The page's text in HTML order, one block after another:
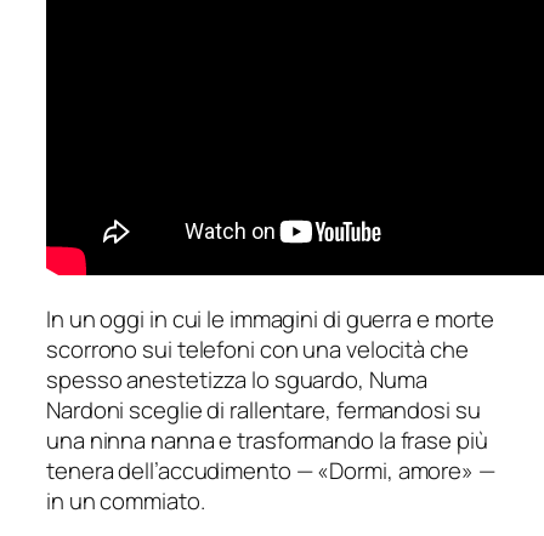
In un oggi in cui le immagini di guerra e morte
scorrono sui telefoni con una velocità che
spesso anestetizza lo sguardo, Numa
Nardoni sceglie di rallentare, fermandosi su
una ninna nanna e trasformando la frase più
tenera dell’accudimento — «Dormi, amore» —
in un commiato.